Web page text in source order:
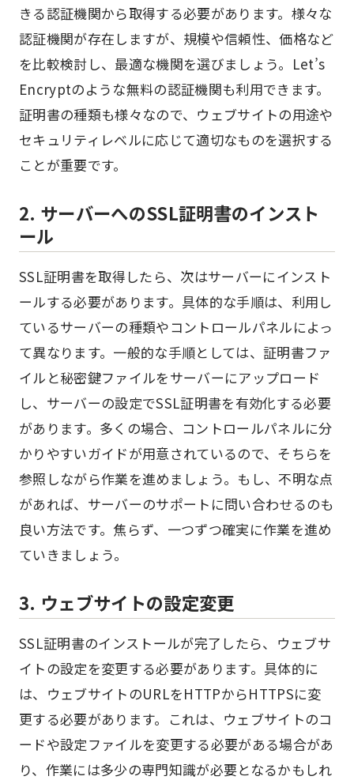
きる認証機関から取得する必要があります。様々な
認証機関が存在しますが、規模や信頼性、価格など
を比較検討し、最適な機関を選びましょう。Let’s
Encryptのような無料の認証機関も利用できます。
証明書の種類も様々なので、ウェブサイトの用途や
セキュリティレベルに応じて適切なものを選択する
ことが重要です。
2. サーバーへのSSL証明書のインスト
ール
SSL証明書を取得したら、次はサーバーにインスト
ールする必要があります。具体的な手順は、利用し
ているサーバーの種類やコントロールパネルによっ
て異なります。一般的な手順としては、証明書ファ
イルと秘密鍵ファイルをサーバーにアップロード
し、サーバーの設定でSSL証明書を有効化する必要
があります。多くの場合、コントロールパネルに分
かりやすいガイドが用意されているので、そちらを
参照しながら作業を進めましょう。もし、不明な点
があれば、サーバーのサポートに問い合わせるのも
良い方法です。焦らず、一つずつ確実に作業を進め
ていきましょう。
3. ウェブサイトの設定変更
SSL証明書のインストールが完了したら、ウェブサ
イトの設定を変更する必要があります。具体的に
は、ウェブサイトのURLをHTTPからHTTPSに変
更する必要があります。これは、ウェブサイトのコ
ードや設定ファイルを変更する必要がある場合があ
り、作業には多少の専門知識が必要となるかもしれ